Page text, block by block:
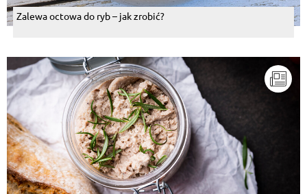
Zalewa octowa do ryb – jak zrobić?